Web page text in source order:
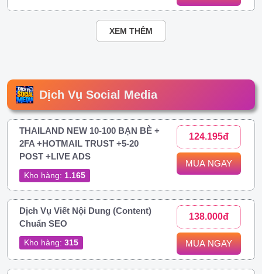
XEM THÊM
Dịch Vụ Social Media
THAILAND NEW 10-100 BẠN BÈ +
2FA +HOTMAIL TRUST +5-20
POST +LIVE ADS
Kho hàng: 1.165
124.195đ
MUA NGAY
Dịch Vụ Viết Nội Dung (Content)
Chuẩn SEO
Kho hàng: 315
138.000đ
MUA NGAY